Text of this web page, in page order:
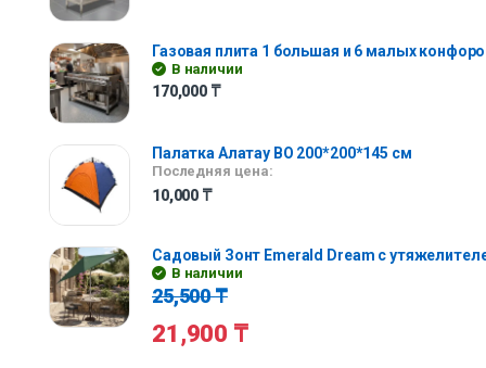
Газовая плита 1 большая и 6 малых
В наличии
170,000 ₸
Палатка Алатау BO 200*200*145 см
Последняя цена:
10,000 ₸
Садовый Зонт Emerald Dream с
В наличии
25,500₸
21,900 ₸